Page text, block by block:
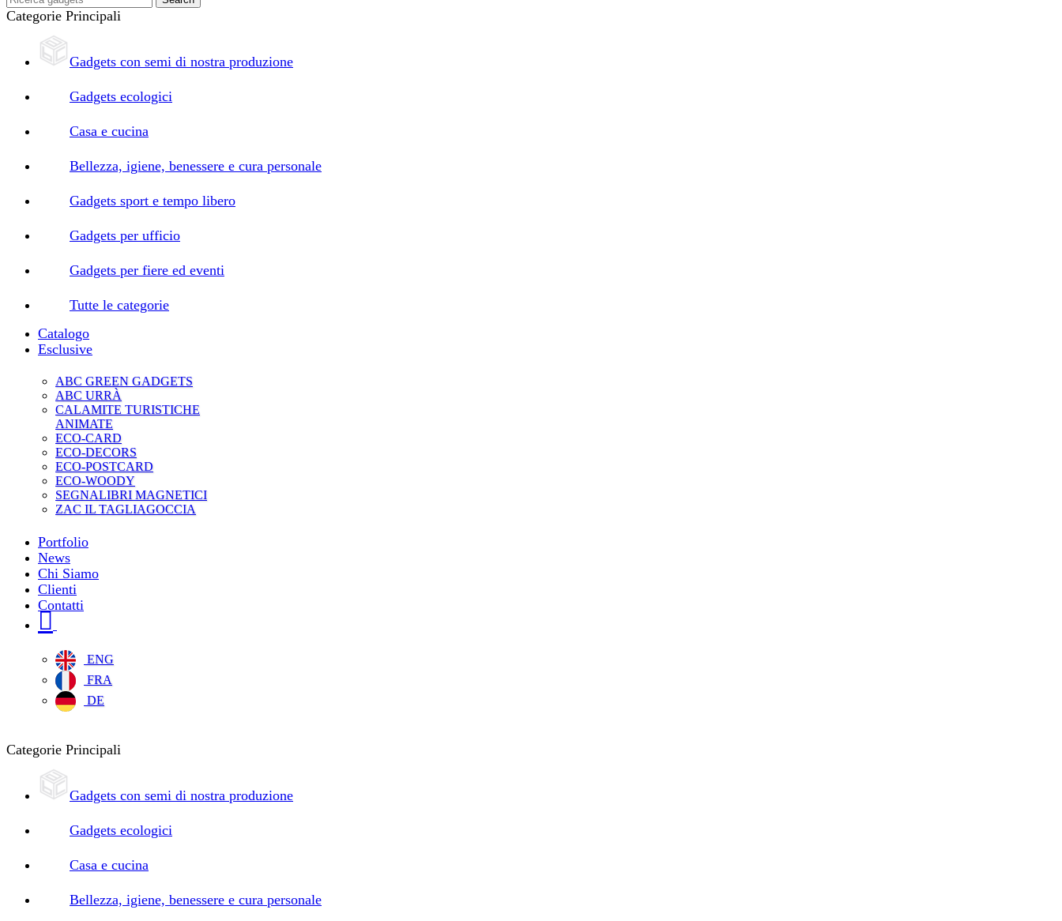
Categorie Principali
Gadgets con semi di nostra produzione
Gadgets ecologici
Casa e cucina
Bellezza, igiene, benessere e cura personale
Gadgets sport e tempo libero
Gadgets per ufficio
Gadgets per fiere ed eventi
Tutte le categorie
Catalogo
Esclusive
ABC GREEN GADGETS
ABC URRÀ
CALAMITE TURISTICHE
ANIMATE
ECO-CARD
ECO-DECORS
ECO-POSTCARD
ECO-WOODY
SEGNALIBRI MAGNETICI
ZAC IL TAGLIAGOCCIA
Portfolio
News
Chi Siamo
Clienti
Contatti
ENG
FRA
DE
Categorie Principali
Gadgets con semi di nostra produzione
Gadgets ecologici
Casa e cucina
Bellezza, igiene, benessere e cura personale